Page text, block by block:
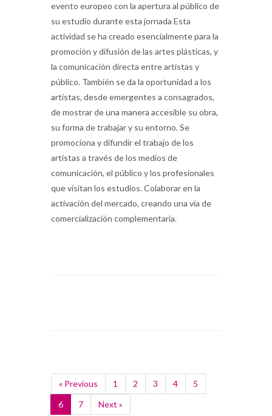
evento europeo con la apertura al público de
su estudio durante esta jornada Esta
actividad se ha creado esencialmente para la
promoción y difusión de las artes plásticas, y
la comunicación directa entre artistas y
público. También se da la oportunidad a los
artistas, desde emergentes a consagrados,
de mostrar de una manera accesible su obra,
su forma de trabajar y su entorno. Se
promociona y difundir el trabajo de los
artistas a través de los medios de
comunicación, el público y los profesionales
que visitan los estudios. Colaborar en la
activación del mercado, creando una vía de
comercialización complementaria.
« Previous 1 2 3 4
5
6
7 Next »